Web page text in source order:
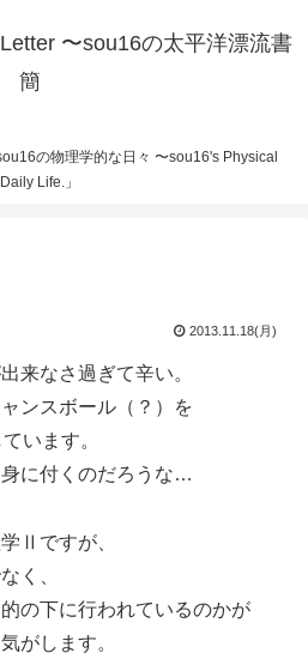
〜sou16の太平洋漂流書
簡
の物理学的な日々 〜sou16's Physical
Daily Life.」
2013.11.18(月)
来なさ過ぎて辛い。
ンスボール（？）を
います。
に付くのだろうな…
Ⅱですが、
く、
の下に行われているのかが
がします。